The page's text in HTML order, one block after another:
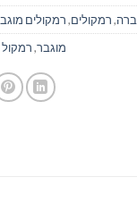
,רמקולים,רמקולים
מוגבר,רמקול